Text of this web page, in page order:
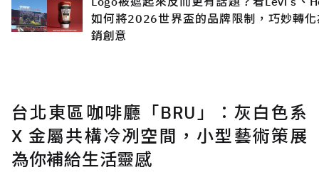
如何將2026世界盃的品牌限制，巧妙轉
銷創意
台北東區咖啡廳「BRU」：灰白色系
X 金屬共構冷冽空間，小型藝術策展
為你補給生活靈感